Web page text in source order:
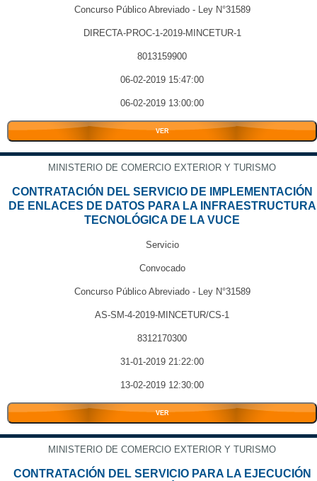
Concurso Público Abreviado - Ley N°31589
DIRECTA-PROC-1-2019-MINCETUR-1
8013159900
06-02-2019 15:47:00
06-02-2019 13:00:00
VER
MINISTERIO DE COMERCIO EXTERIOR Y TURISMO
CONTRATACIÓN DEL SERVICIO DE IMPLEMENTACIÓN
DE ENLACES DE DATOS PARA LA INFRAESTRUCTURA
TECNOLÓGICA DE LA VUCE
Servicio
Convocado
Concurso Público Abreviado - Ley N°31589
AS-SM-4-2019-MINCETUR/CS-1
8312170300
31-01-2019 21:22:00
13-02-2019 12:30:00
VER
MINISTERIO DE COMERCIO EXTERIOR Y TURISMO
CONTRATACIÓN DEL SERVICIO PARA LA EJECUCIÓN